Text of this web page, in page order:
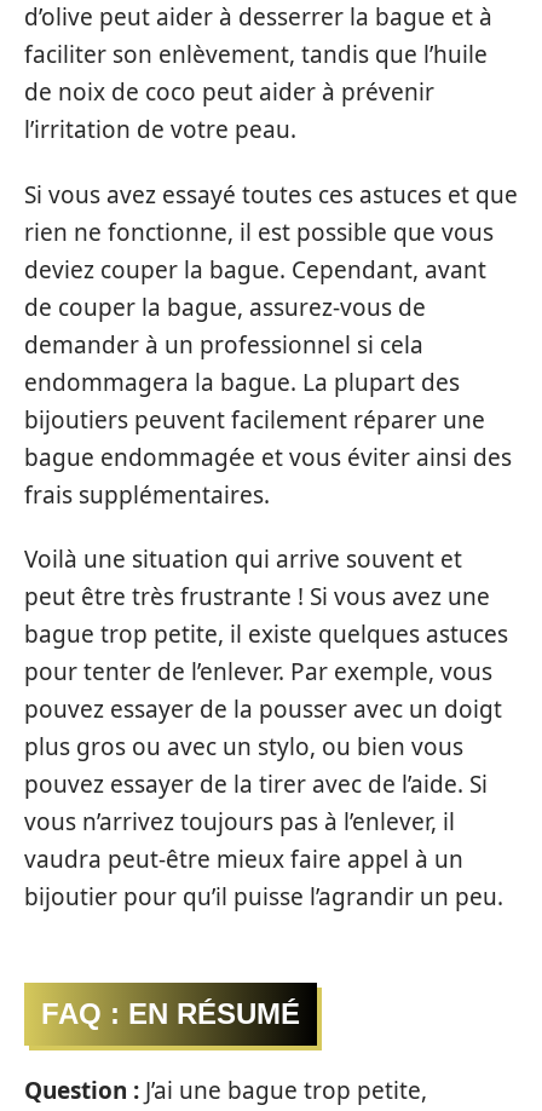
d’olive peut aider à desserrer la bague et à
faciliter son enlèvement, tandis que l’huile
de noix de coco peut aider à prévenir
l’irritation de votre peau.
Si vous avez essayé toutes ces astuces et que
rien ne fonctionne, il est possible que vous
deviez couper la bague. Cependant, avant
de couper la bague, assurez-vous de
demander à un professionnel si cela
endommagera la bague. La plupart des
bijoutiers peuvent facilement réparer une
bague endommagée et vous éviter ainsi des
frais supplémentaires.
Voilà une situation qui arrive souvent et
peut être très frustrante ! Si vous avez une
bague trop petite, il existe quelques astuces
pour tenter de l’enlever. Par exemple, vous
pouvez essayer de la pousser avec un doigt
plus gros ou avec un stylo, ou bien vous
pouvez essayer de la tirer avec de l’aide. Si
vous n’arrivez toujours pas à l’enlever, il
vaudra peut-être mieux faire appel à un
bijoutier pour qu’il puisse l’agrandir un peu.
FAQ : EN RÉSUMÉ
Question : J’ai une bague trop petite,